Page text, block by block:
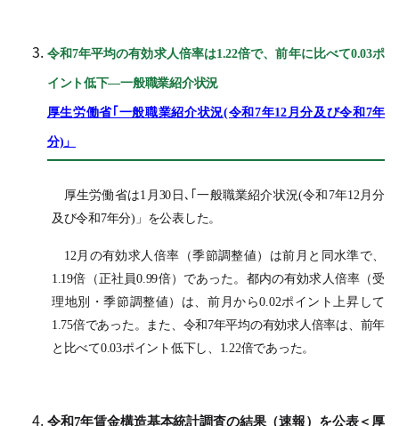
令和7年平均の有効求人倍率は1.22倍で、前年に比べて0.03ポ
イント低下―一般職業紹介状況
厚生労働省｢一般職業紹介状況(令和7年12月分及び令和7年
分)」
厚生労働省は1月30日､｢一般職業紹介状況(令和7年12月分
及び令和7年分)」を公表した。
12月の有効求人倍率（季節調整値）は前月と同水準で、
1.19倍（正社員0.99倍）であった。都内の有効求人倍率（受
理地別・季節調整値）は、前月から0.02ポイント上昇して
1.75倍であった。また、令和7年平均の有効求人倍率は、前年
と比べて0.03ポイント低下し、1.22倍であった。
令和7年賃金構造基本統計調査の結果（速報）を公表＜厚